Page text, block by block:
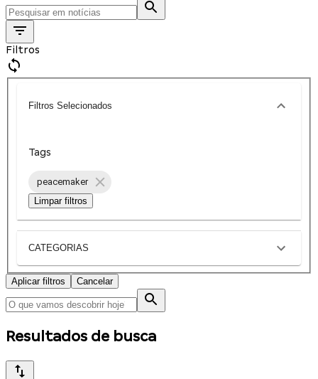
Filtros
Filtros Selecionados
Tags
peacemaker
Limpar filtros
CATEGORIAS
Aplicar filtros Cancelar
Resultados de busca